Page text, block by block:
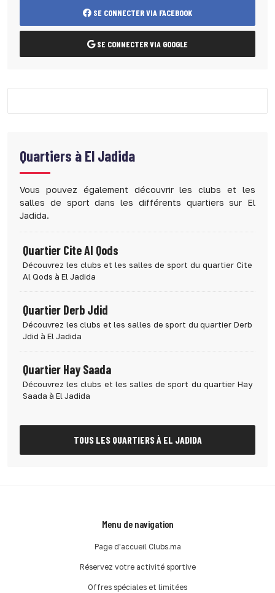
SE CONNECTER VIA FACEBOOK
SE CONNECTER VIA GOOGLE
Quartiers à El Jadida
Vous pouvez également découvrir les clubs et les
salles de sport dans les différents quartiers sur El
Jadida.
Quartier Cite Al Qods
Découvrez les clubs et les salles de sport du quartier Cite
Al Qods à El Jadida
Quartier Derb Jdid
Découvrez les clubs et les salles de sport du quartier Derb
Jdid à El Jadida
Quartier Hay Saada
Découvrez les clubs et les salles de sport du quartier Hay
Saada à El Jadida
TOUS LES QUARTIERS À EL JADIDA
Menu de navigation
Page d'accueil Clubs.ma
Réservez votre activité sportive
Offres spéciales et limitées